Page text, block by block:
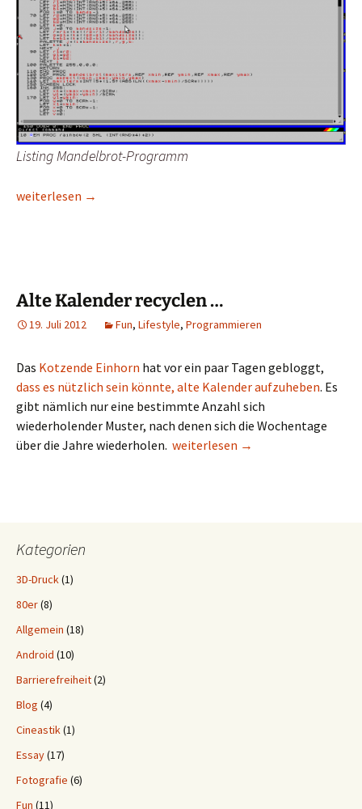
Listing Mandelbrot-Programm
Programmieren, als wäre es 1982 …
weiterlesen →
Alte Kalender recyclen …
19. Juli 2012 Fun, Lifestyle, Programmieren
Das Kotzende Einhorn hat vor ein paar Tagen gebloggt,
dass es nützlich sein könnte, alte Kalender aufzuheben. Es
gibt nämlich nur eine bestimmte Anzahl sich
wiederholender Muster, nach denen sich die Wochentage
über die Jahre wiederholen. Alte Kalender recyclen …
weiterlesen →
Kategorien
3D-Druck(1)
80er(8)
Allgemein (18)
Android (10)
Barrierefreiheit(2)
Blog (4)
Cineastik(1)
Essay(17)
Fotografie (6)
Fun (11)